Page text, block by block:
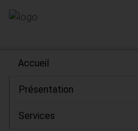
Accueil
Présentation
Services